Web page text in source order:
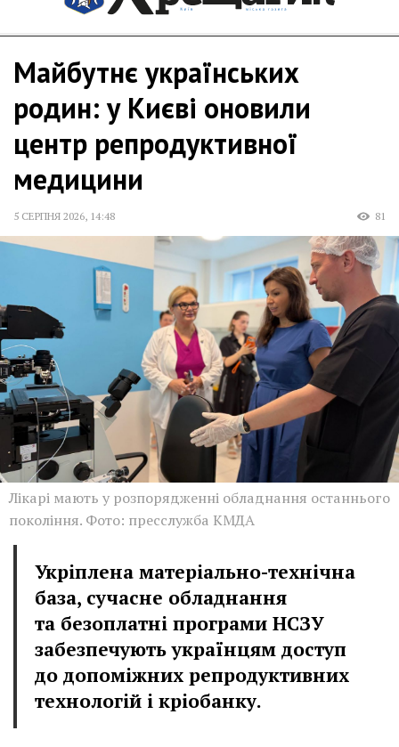
Майбутнє українських
родин: у Києві оновили
центр репродуктивної
медицини
5 СЕРПНЯ 2026, 14:48 81
Лікарі мають у розпорядженні обладнання останнього
покоління. Фото: пресслужба КМДА
Укріплена матеріально-технічна
база, сучасне обладнання
та безоплатні програми НСЗУ
забезпечують українцям доступ
до допоміжних репродуктивних
технологій і кріобанку.